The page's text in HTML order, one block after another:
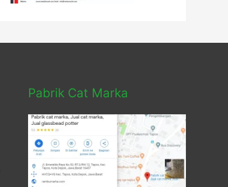
Pabrik Cat Marka